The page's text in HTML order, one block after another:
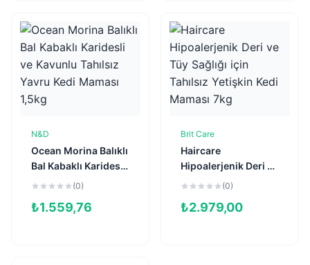
N&D
Ocean Morina Balıklı
Bal Kabaklı Karidesli
ve Kavunlu Tahılsız
1,5kg
(0)
₺1.559,76
Sepete Ekle
Brit Care
Haircare
Hipoalerjenik Deri ve
Tüy Sağlığı için
Kedi Maması 7kg
(0)
₺2.979,00